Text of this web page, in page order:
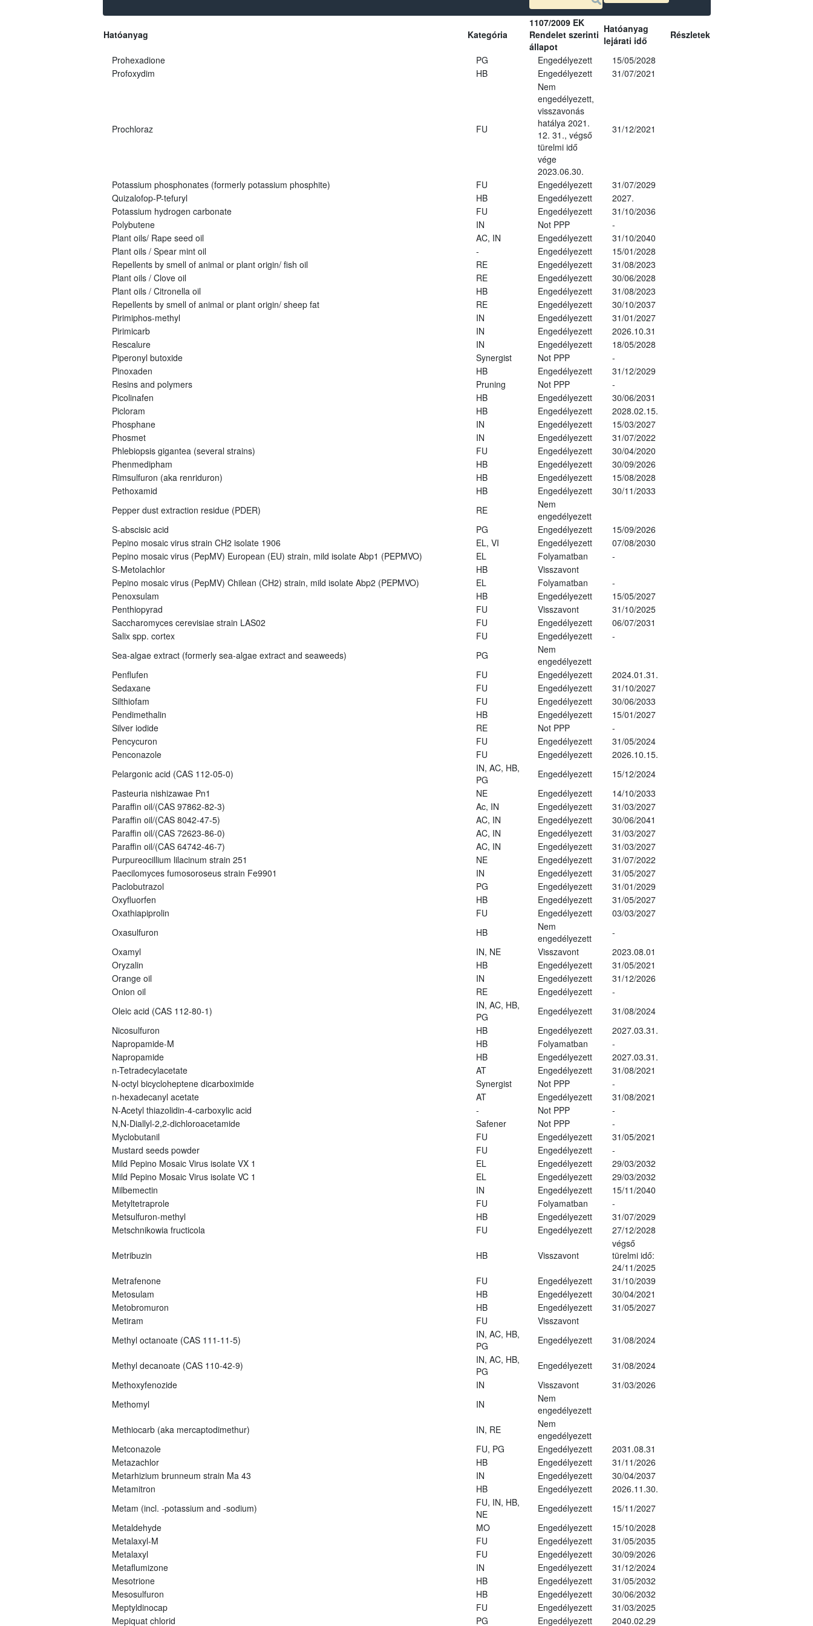
Hatóanyag Kategória
1107/2009 EK
Rendelet szerinti
állapot
Hatóanyag
lejárati idő
Részletek
Prohexadione PG Engedélyezett
15/05/2028
Profoxydim
HB Engedélyezett 31/07/2021
Prochloraz FU
Nem
engedélyezett,
visszavonás
hatálya 2021.
12. 31., végső
türelmi idő
vége
2023.06.30.
31/12/2021
Potassium phosphonates (formerly potassium phosphite) FU Engedélyezett
31/07/2029
Quizalofop-P-tefuryl
HB Engedélyezett
2027.
Potassium hydrogen carbonate
FU Engedélyezett
31/10/2036
Polybutene
IN Not PPP
-
Plant oils/ Rape seed oil
AC, IN Engedélyezett
31/10/2040
Plant oils / Spear mint oil
- Engedélyezett
15/01/2028
Repellents by smell of animal or plant origin/ fish oil
RE Engedélyezett
31/08/2023
Plant oils / Clove oil
RE Engedélyezett
30/06/2028
Plant oils / Citronella oil
HB Engedélyezett
31/08/2023
Repellents by smell of animal or plant origin/ sheep fat
RE Engedélyezett
30/10/2037
Pirimiphos-methyl
IN Engedélyezett
31/01/2027
Pirimicarb
IN Engedélyezett
2026.10.31
Rescalure
IN Engedélyezett
18/05/2028
Piperonyl butoxide
Synergist Not PPP
-
Pinoxaden
HB Engedélyezett
31/12/2029
Resins and polymers
Pruning Not PPP
-
Picolinafen
HB Engedélyezett
30/06/2031
Picloram
HB Engedélyezett
2028.02.15.
Phosphane
IN Engedélyezett
15/03/2027
Phosmet
IN Engedélyezett
31/07/2022
Phlebiopsis gigantea (several strains)
FU Engedélyezett
30/04/2020
Phenmedipham
HB Engedélyezett
30/09/2026
Rimsulfuron (aka renriduron)
HB Engedélyezett
15/08/2028
Pethoxamid
HB Engedélyezett
30/11/2033
Pepper dust extraction residue (PDER)
RE
Nem
engedélyezett
S-abscisic acid
PG Engedélyezett
15/09/2026
Pepino mosaic virus strain CH2 isolate 1906
EL, VI Engedélyezett
07/08/2030
Pepino mosaic virus (PepMV) European (EU) strain, mild isolate Abp1 (PEPMVO)
EL Folyamatban
-
S-Metolachlor
HB
Visszavont
Pepino mosaic virus (PepMV) Chilean (CH2) strain, mild isolate Abp2 (PEPMVO)
EL Folyamatban
-
Penoxsulam
HB Engedélyezett
15/05/2027
Penthiopyrad
FU Visszavont
31/10/2025
Saccharomyces cerevisiae strain LAS02
FU Engedélyezett
06/07/2031
Salix spp. cortex
FU Engedélyezett
-
Sea-algae extract (formerly sea-algae extract and seaweeds)
PG
Nem
engedélyezett
Penflufen
FU Engedélyezett
2024.01.31.
Sedaxane
FU Engedélyezett
31/10/2027
Silthiofam
FU Engedélyezett
30/06/2033
Pendimethalin
HB Engedélyezett
15/01/2027
Silver iodide
RE Not PPP
-
Pencycuron
FU Engedélyezett
31/05/2024
Penconazole
FU Engedélyezett
2026.10.15.
Pelargonic acid (CAS 112-05-0)
IN, AC, HB,
PG
Engedélyezett
15/12/2024
Pasteuria nishizawae Pn1
NE Engedélyezett
14/10/2033
Paraffin oil/(CAS 97862-82-3)
Ac, IN Engedélyezett
31/03/2027
Paraffin oil/(CAS 8042-47-5)
AC, IN Engedélyezett
30/06/2041
Paraffin oil/(CAS 72623-86-0)
AC, IN Engedélyezett
31/03/2027
Paraffin oil/(CAS 64742-46-7)
AC, IN Engedélyezett
31/03/2027
Purpureocillium lilacinum strain 251
NE Engedélyezett
31/07/2022
Paecilomyces fumosoroseus strain Fe9901
IN Engedélyezett
31/05/2027
Paclobutrazol
PG Engedélyezett
31/01/2029
Oxyfluorfen
HB Engedélyezett
31/05/2027
Oxathiapiprolin
FU Engedélyezett
03/03/2027
Oxasulfuron
HB
Nem
engedélyezett
-
Oxamyl
IN, NE Visszavont
2023.08.01
Oryzalin
HB Engedélyezett
31/05/2021
Orange oil
IN Engedélyezett
31/12/2026
Onion oil
RE Engedélyezett
-
Oleic acid (CAS 112-80-1)
IN, AC, HB,
PG
Engedélyezett
31/08/2024
Nicosulfuron
HB Engedélyezett
2027.03.31.
Napropamide-M
HB Folyamatban
-
Napropamide
HB Engedélyezett
2027.03.31.
n-Tetradecylacetate
AT Engedélyezett
31/08/2021
N-octyl bicycloheptene dicarboximide
Synergist Not PPP
-
n-hexadecanyl acetate
AT Engedélyezett
31/08/2021
N-Acetyl thiazolidin-4-carboxylic acid
- Not PPP
-
N,N-Diallyl-2,2-dichloroacetamide
Safener Not PPP
-
Myclobutanil
FU Engedélyezett
31/05/2021
Mustard seeds powder
FU Engedélyezett
-
Mild Pepino Mosaic Virus isolate VX 1
EL Engedélyezett
29/03/2032
Mild Pepino Mosaic Virus isolate VC 1
EL Engedélyezett
29/03/2032
Milbemectin
IN Engedélyezett
15/11/2040
Metyltetraprole
FU Folyamatban
-
Metsulfuron-methyl
HB Engedélyezett
31/07/2029
Metschnikowia fructicola
FU Engedélyezett 27/12/2028
Metribuzin HB Visszavont
végső
türelmi idő:
24/11/2025
Metrafenone
FU Engedélyezett
31/10/2039
Metosulam
HB Engedélyezett
30/04/2021
Metobromuron
HB Engedélyezett
31/05/2027
Metiram
FU
Visszavont
Methyl octanoate (CAS 111-11-5)
IN, AC, HB,
PG
Engedélyezett 31/08/2024
Methyl decanoate (CAS 110-42-9)
IN, AC, HB,
PG
Engedélyezett
31/08/2024
Methoxyfenozide
IN Visszavont
31/03/2026
Methomyl
IN
Nem
engedélyezett
Methiocarb (aka mercaptodimethur)
IN, RE
Nem
engedélyezett
Metconazole
FU, PG Engedélyezett
2031.08.31
Metazachlor
HB Engedélyezett
31/11/2026
Metarhizium brunneum strain Ma 43
IN Engedélyezett
30/04/2037
Metamitron
HB Engedélyezett
2026.11.30.
Metam (incl. -potassium and -sodium)
FU, IN, HB,
NE
Engedélyezett
15/11/2027
Metaldehyde
MO Engedélyezett
15/10/2028
Metalaxyl-M
FU Engedélyezett
31/05/2035
Metalaxyl
FU Engedélyezett
30/09/2026
Metaflumizone
IN Engedélyezett
31/12/2024
Mesotrione
HB Engedélyezett
31/05/2032
Mesosulfuron
HB Engedélyezett
30/06/2032
Meptyldinocap
FU Engedélyezett
31/03/2025
Mepiquat chlorid
PG Engedélyezett 2040.02.29